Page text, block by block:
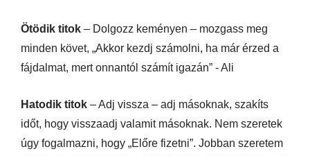
Ötödik titok – Dolgozz keményen – mozgass meg
minden követ, „Akkor kezdj számolni, ha már érzed a
fájdalmat, mert onnantól számít igazán” - Ali
Hatodik titok – Adj vissza – adj másoknak, szakíts
időt, hogy visszaadj valamit másoknak. Nem szeretek
úgy fogalmazni, hogy „Előre fizetni”. Jobban szeretem